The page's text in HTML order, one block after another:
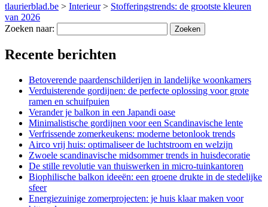
tlaurierblad.be > Interieur> Stofferingstrends: de grootste kleuren
van 2026
Zoeken naar:
Recente berichten
Betoverende paardenschilderijen in landelijke woonkamers
Verduisterende gordijnen: de perfecte oplossing voor grote
ramen en schuifpuien
Verander je balkon in een Japandi oase
Minimalistische gordijnen voor een Scandinavische lente
Verfrissende zomerkeukens: moderne betonlook trends
Airco vrij huis: optimaliseer de luchtstroom en welzijn
Zwoele scandinavische midsommer trends in huisdecoratie
De stille revolutie van thuiswerken in micro-tuinkantoren
Biophilische balkon ideeën: een groene drukte in de stedelijke
sfeer
Energiezuinige zomerprojecten: je huis klaar maken voor